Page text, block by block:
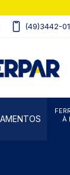
(49)3442-
À